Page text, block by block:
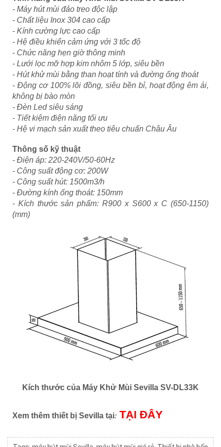
- Máy hút mùi đảo treo độc lập
- Chất liệu Inox 304 cao cấp
- Kính cường lực cao cấp
- Hệ điều khiển cảm ứng với 3 tốc độ
- Chức năng hẹn giờ thông minh
- Lưới lọc mỡ hợp kim nhôm 5 lớp, siêu bền
- Hút khử mùi bằng than hoạt tính và đường ống thoát
- Động cơ 100% lõi đồng, siêu bền bỉ, hoạt động êm ái,
không bị bào mòn
- Đèn Led siêu sáng
- Tiết kiệm điện năng tối ưu
- Hệ vi mạch sản xuất theo tiêu chuẩn Châu Âu
Thông số kỹ thuật
- Điện áp: 220-240V/50-60Hz
- Công suất động cơ: 200W
- Công suất hút: 1500m3/h
- Đường kính ống thoát: 150mm
- Kích thước sản phẩm: R900 x S600 x C (650-1150)
(mm)
Kích thước của Máy Khử Mùi Sevilla SV-DL33K
Xem thêm thiết bị Sevilla tại: TẠI ĐÂY